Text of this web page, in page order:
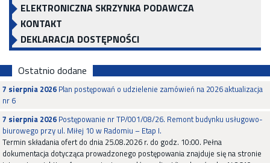
ELEKTRONICZNA SKRZYNKA PODAWCZA
KONTAKT
DEKLARACJA DOSTĘPNOŚCI
Ostatnio dodane
7 sierpnia 2026 Plan postępowań o udzielenie zamówień na 2026 aktualizacja
nr 6
7 sierpnia 2026 Postępowanie nr TP/001/08/26. Remont budynku usługowo-
biurowego przy ul. Miłej 10 w Radomiu – Etap I.
Termin składania ofert do dnia 25.08.2026 r. do godz. 10:00. Pełna
dokumentacja dotycząca prowadzonego postępowania znajduje się na stronie